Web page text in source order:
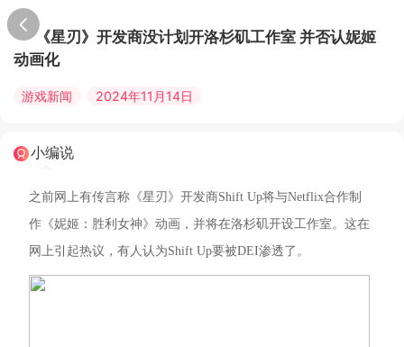
《星刃》开发商没计划开洛杉矶工作室 并否认妮姬
动画化
游戏新闻 2024年11月14日
小编说
之前网上有传言称《星刃》开发商Shift Up将与Netflix合作制
作《妮姬：胜利女神》动画，并将在洛杉矶开设工作室。这在
网上引起热议，有人认为Shift Up要被DEI渗透了。